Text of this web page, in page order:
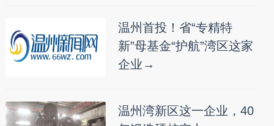
温州首投！省“专精特
新”母基金“护航”湾区这家
企业→
温州湾新区这一企业，40